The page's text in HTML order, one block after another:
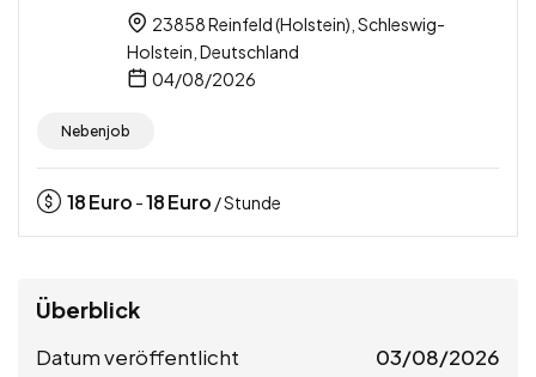
23858 Reinfeld (Holstein), Schleswig-
Holstein, Deutschland
04/08/2026
Nebenjob
18Euro -18Euro / Stunde
Überblick
Datum veröffentlicht 03/08/2026